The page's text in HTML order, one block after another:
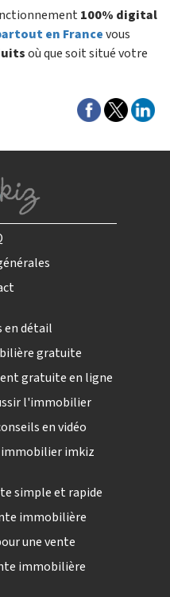
100% digital
en Francevous
où que soit situé votre
détail
gratuite
gratuite en ligne
l'immobilier
en vidéo
immobilier imkiz
simple et rapide
immobilière
une vente
immobilière